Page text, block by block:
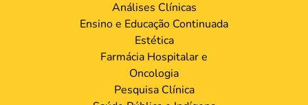
Análises Clínicas
Ensino e Educação Continuada
Estética
Farmácia Hospitalar e
Oncologia
Pesquisa Clínica